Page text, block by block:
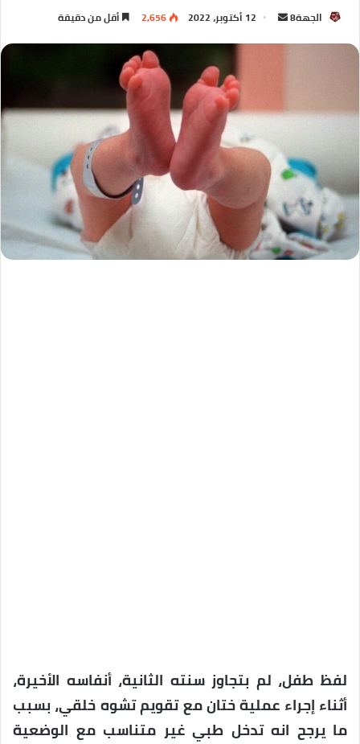
الجهة8 12 أكتوبر، 2022 2,656 أقل من دقيقة
لفظ طفل، لم بتجاوز سنته الثانية، أنفاسه الأخيرة،
أثناء إجراء عملية ختان مع تقويم تشوه خلقي، بسبب
ما يرجح انه تدخل طبي غير متناسب مع الوضعية